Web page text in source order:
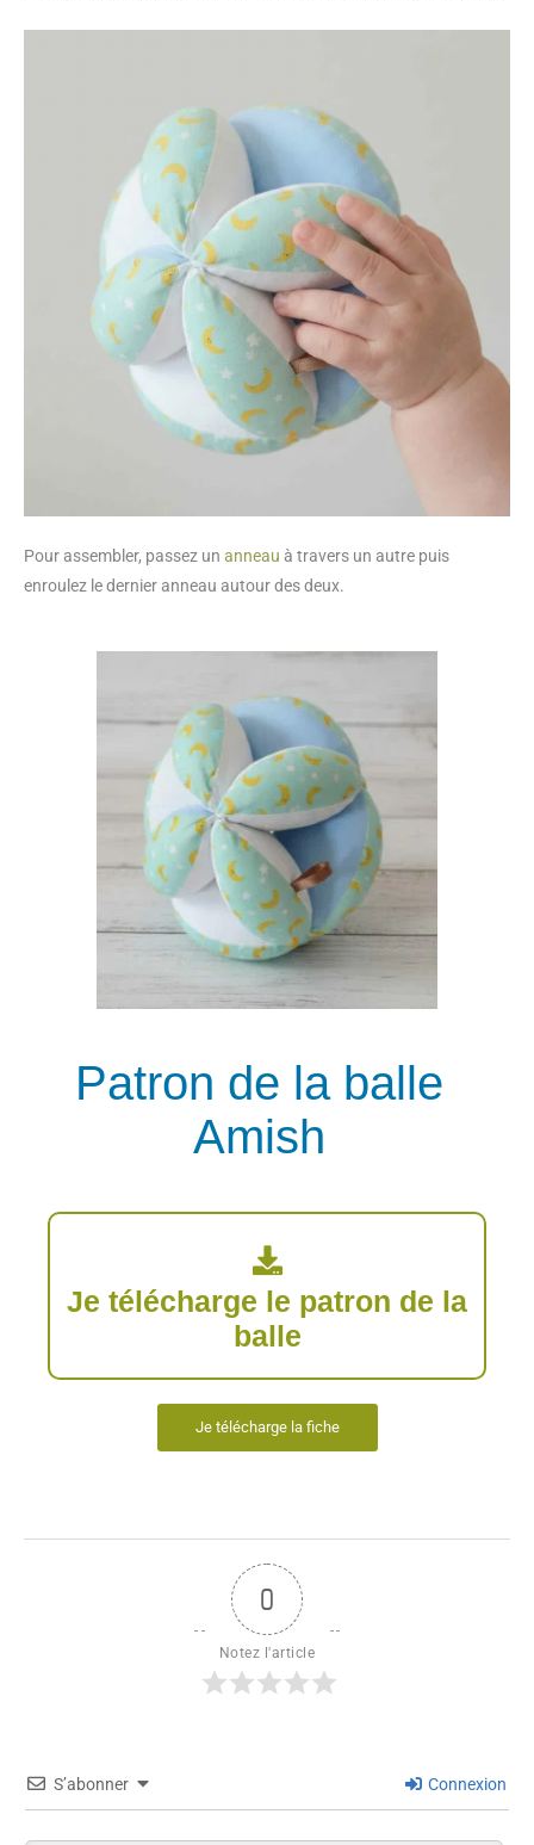
Pour assembler, passez un anneau à travers un autre puis
enroulez le dernier anneau autour des deux.
Patron de la balle
Amish
Je télécharge le patron de la
balle
Je télécharge la fiche
0
Notez l'article
S’abonner Connexion